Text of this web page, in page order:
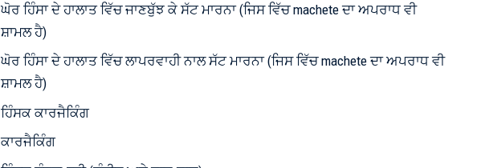
ਘੋਰ ਹਿੰਸਾ ਦੇ ਹਾਲਾਤ ਵਿੱਚ ਜਾਣਬੁੱਝ ਕੇ ਸੱਟ ਮਾਰਨਾ (ਜਿਸ ਵਿੱਚ machete ਦਾ ਅਪਰਾਧ ਵੀ
ਸ਼ਾਮਲ ਹੈ)
ਘੋਰ ਹਿੰਸਾ ਦੇ ਹਾਲਾਤ ਵਿੱਚ ਲਾਪਰਵਾਹੀ ਨਾਲ ਸੱਟ ਮਾਰਨਾ (ਜਿਸ ਵਿੱਚ machete ਦਾ ਅਪਰਾਧ ਵੀ
ਸ਼ਾਮਲ ਹੈ)
ਹਿੰਸਕ ਕਾਰਜੈਕਿੰਗ
ਕਾਰਜੈਕਿੰਗ